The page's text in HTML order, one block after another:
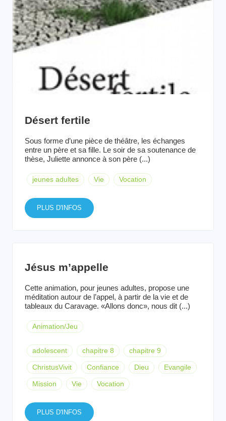
Désert fertile
Sous forme d’une pièce de théâtre, les échanges
entre un père et sa fille. Le soir de sa soutenance de
thèse, Juliette annonce à son père (...)
jeunes adultes Vie Vocation
PLUS D'INFOS
Jésus m’appelle
Cette animation, pour jeunes adultes, propose une
méditation autour de l’appel, à partir de la vie et de
tableaux du Caravage. «Allons donc», nous dit (...)
Animation/Jeu
adolescent chapitre 8 chapitre 9
ChristusVivit Confiance Dieu Evangile
Mission Vie Vocation
PLUS D'INFOS